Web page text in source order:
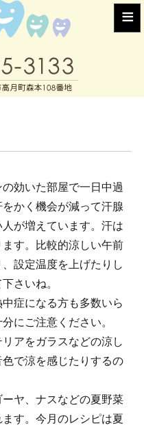
≡
効いた部屋で一日中過
かく機会が減って汗腺
が増えています。汗は
す。比較的涼しい午前
設定温度を上げたりし
さいね。
症になる方も多数いら
にご注意ください。
アをガラスなどの涼し
で涼を感じたりするの
ヤ、ナスなどの夏野菜
す。今月のレシピは夏